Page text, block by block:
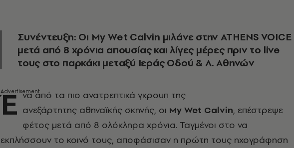
Συνέντευξη: Οι My Wet Calvin μιλάνε στην ATHENS VOICE
μετά από 8 χρόνια απουσίας και λίγες μέρες πριν το live
τους στο παρκάκι μεταξύ Ιεράς Οδού & Λ. Αθηνών
Έ να από τα πιο ανατρεπτικά γκρουπ της
ανεξάρτητης αθηναϊκής σκηνής, οι My Wet Calvin, επέστρεψε
φέτος μετά από 8 ολόκληρα χρόνια. Ταγμένοι στο να
εκπλήσσουν το κοινό τους, αποφάσισαν η πρώτη τους ηχογράφηση